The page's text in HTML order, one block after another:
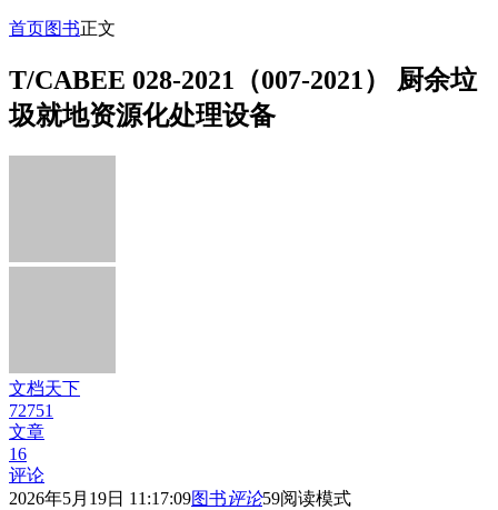
首页图书正文
T/CABEE 028-2021（007-2021） 厨余垃
圾就地资源化处理设备
文档天下
72751
文章
16
评论
2026年5月19日 11:17:09图书评论59阅读模式